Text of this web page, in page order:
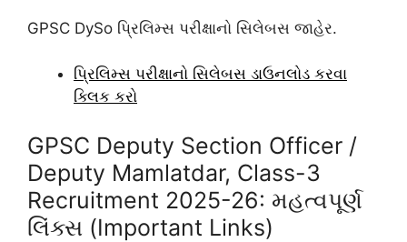
GPSC DySo પ્રિલિમ્સ પરીક્ષાનો સિલેબસ જાહેર.
પ્રિલિમ્સ પરીક્ષાનો સિલેબસ ડાઉનલોડ કરવા
ક્લિક કરો
GPSC Deputy Section Officer /
Deputy Mamlatdar, Class-3
Recruitment 2025-26: મહત્વપૂર્ણ
લિંક્સ (Important Links)